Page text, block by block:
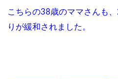
こちらの38歳のママさんも
りが緩和されました。